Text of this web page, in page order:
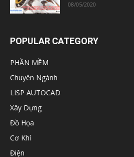
08/05/2020
POPULAR CATEGORY
PHẦN MỀM
Chuyên Ngành
LISP AUTOCAD
Xây Dựng
Đồ Họa
Cơ Khí
Điện